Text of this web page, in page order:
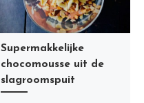
Supermakkelijke
chocomousse uit de
slagroomspuit